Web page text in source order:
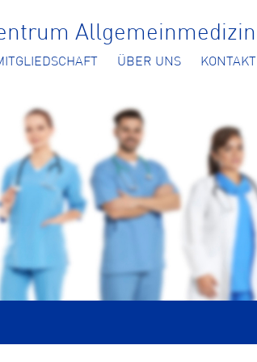
Allgemeinmedizin
ÜBER UNS KONTAKT